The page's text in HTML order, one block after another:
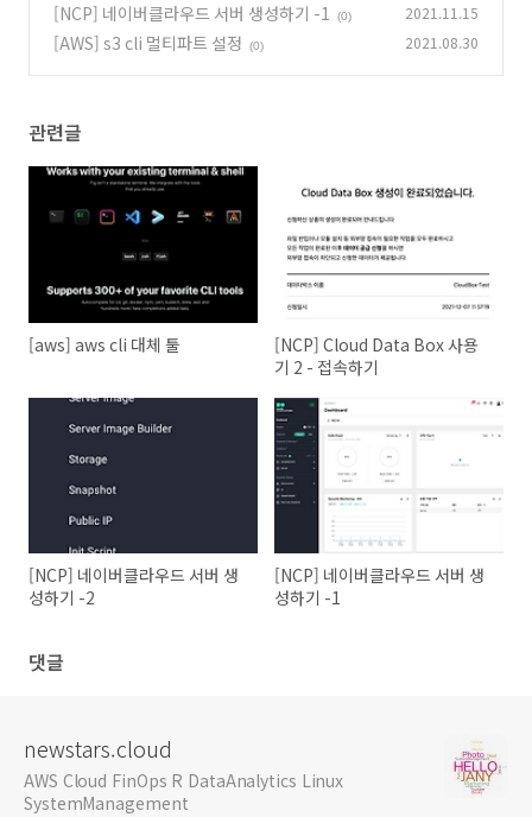
[NCP] 네이버클라우드 서버 생성하기 -1 (0) 2021.11.15
[AWS] s3 cli 멀티파트 설정 (0) 2021.08.30
관련글
[aws] aws cli 대체 툴
[NCP] Cloud Data Box 사용
기 2 - 접속하기
[NCP] 네이버클라우드 서버 생
성하기 -2
[NCP] 네이버클라우드 서버 생
성하기 -1
댓글
newstars.cloud
AWS Cloud FinOps R DataAnalytics Linux
SystemManagement